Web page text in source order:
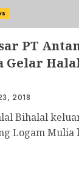
PT
Gelar
2018
Bihalal
Logam